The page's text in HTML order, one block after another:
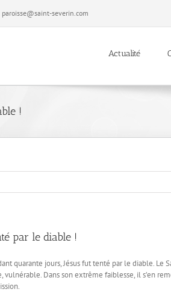
paroisse@saint-severin.com
Actualité
!
par le diable !
quarante jours, Jésus fut tenté par le diable. Le
vulnérable. Dans son extrême faiblesse, il s’en